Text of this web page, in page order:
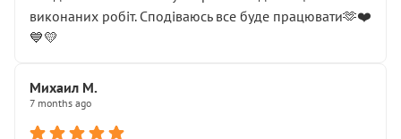
виконаних робіт. Сподіваюсь все буде працювати🫶❤️
💙💛
Михаил М.
7 months ago